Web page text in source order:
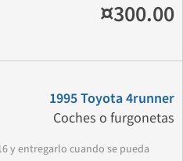
¤300.00
1995 Toyota 4runner
Coches o furgonetas
y entregarlo cuando se pueda